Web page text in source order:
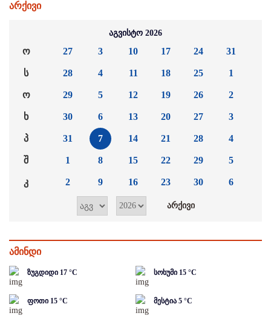
არქივი
აგვისტო 2026
ო
ს
ო
ხ
პ
შ
კ
27
28
29
30
31
1
2
3
4
5
6
7
8
9
10
11
12
13
14
15
16
17
18
19
20
21
22
23
24
25
26
27
28
29
30
31
1
2
3
4
5
6
ამინდი
ზუგდიდი 17 °C სოხუმი 15 °C
ფოთი 15 °C მესტია 5 °C